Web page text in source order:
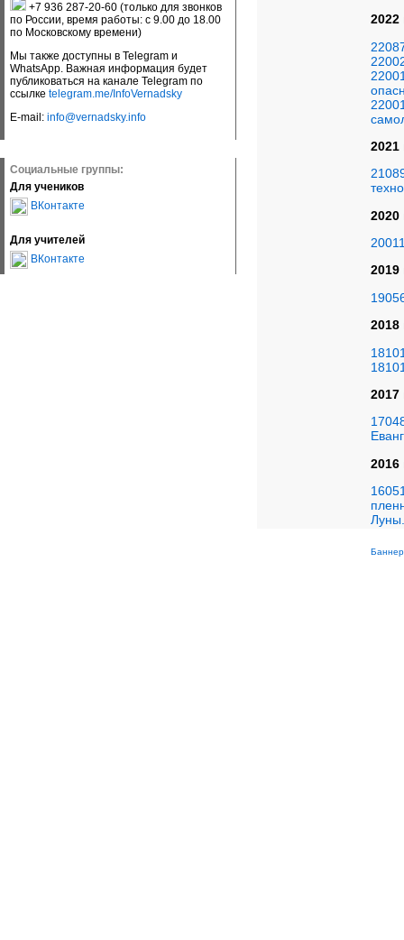
+7 936 287-20-60 (только для звонков
по России, время работы: с 9.00 до 18.00
по Московскому времени)
Мы также доступны в Telegram и
WhatsApp. Важная информация будет
публиковаться на канале Telegram по
ссылке telegram.me/InfoVernadsky
E-mail: info@vernadsky.info
Социальные группы:
Для учеников
ВКонтакте
Для учителей
ВКонтакте
2022
2021
2020
2019
2018
2017
2016
Луны.
Баннер